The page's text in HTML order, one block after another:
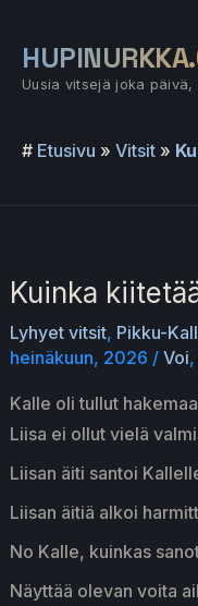
sisältöön
Uusia vitsejä joka
# Etusivu » Vitsit »
Kuinka
Lyhyet vitsit, Pikku-
heinäkuun, 2026 / Voi,
Kalle oli tullut
Liisa ei ollut vielä
Liisan äiti santoi
Liisan äitiä alkoi
No Kalle, kuinkas
Näyttää olevan voita